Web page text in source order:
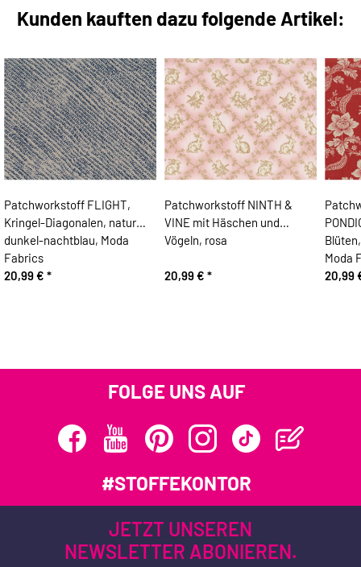
Kunden kauften dazu folgende Artikel:
Patchworkstoff FLIGHT,
Kringel-Diagonalen, natur
dunkel-nachtblau, Moda
Fabrics
20,99 € *
Patchworkstoff NINTH &
VINE mit Häschen und
Vögeln, rosa
20,99 € *
Moda
20,99
FOLGE UNS AUF
#STOFFEKONTOR
JETZT UNSEREN
NEWSLETTER ABONIEREN.